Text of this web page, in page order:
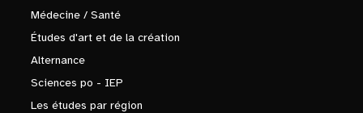
Médecine / Santé
Études d'art et de la création
Alternance
Sciences po - IEP
Les études par région